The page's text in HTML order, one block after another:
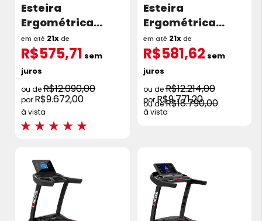
Esteira
Ergométrica
Kikos MAX-K3I 2.3
HP 14 km/h
Avaliações:
R$12.090,00
R$9.672,00
à vista
em até 21xde
R$575,71 sem
juros
Esteira
Ergométrica
Kikos KX8400 3.0
HP Ideal Para
Condomínios
18km/h
R$12.214,00
R$18.790,00
R$9.771,20
à vista
em até 21xde
R$581,62 sem
juros